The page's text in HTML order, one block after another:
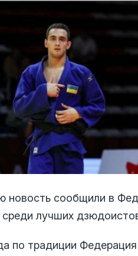
новость сообщили в
среди лучших
по традиции